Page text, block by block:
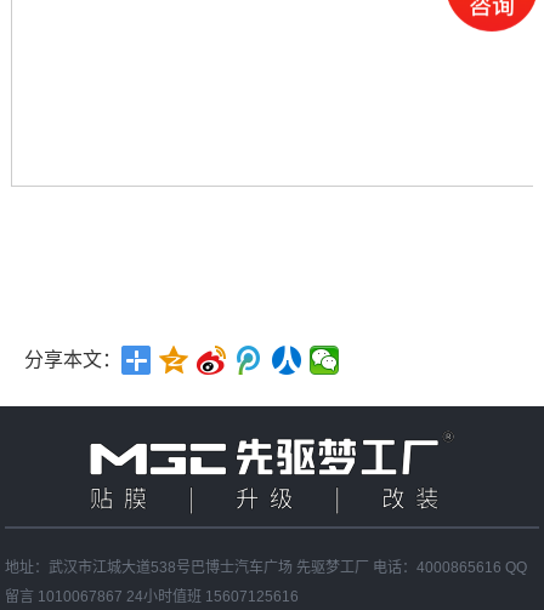
分享本文：
地址：武汉市江城大道538号巴博士汽车广场 先驱梦工厂 电话：4000865616 QQ
留言 1010067867 24小时值班 15607125616